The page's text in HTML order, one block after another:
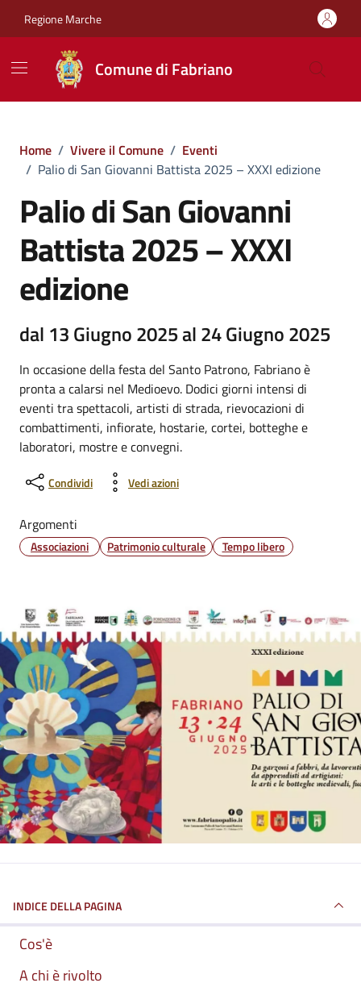
Regione Marche
Comune di Fabriano
Home / Vivere il Comune / Eventi
/ Palio di San Giovanni Battista 2025 – XXXI edizione
Palio di San Giovanni
Battista 2025 – XXXI
edizione
dal 13 Giugno 2025 al 24 Giugno 2025
In occasione della festa del Santo Patrono, Fabriano è
pronta a calarsi nel Medioevo. Dodici giorni intensi di
eventi tra spettacoli, artisti di strada, rievocazioni di
combattimenti, infiorate, hostarie, cortei, botteghe e
laboratori, mostre e convegni.
Condividi Vedi azioni
Argomenti
Associazioni Patrimonio culturale Tempo libero
INDICE DELLA PAGINA
Cos'è
A chi è rivolto